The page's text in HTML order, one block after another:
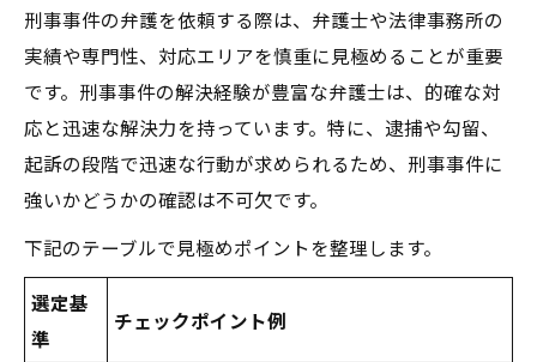
刑事事件の弁護を依頼する際は、弁護士や法律事務所の
実績や専門性、対応エリアを慎重に見極めることが重要
です。刑事事件の解決経験が豊富な弁護士は、的確な対
応と迅速な解決力を持っています。特に、逮捕や勾留、
起訴の段階で迅速な行動が求められるため、刑事事件に
強いかどうかの確認は不可欠です。
下記のテーブルで見極めポイントを整理します。
選定基
準
チェックポイント例